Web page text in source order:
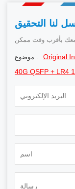
لنا التحقيق
موضوع :
Original